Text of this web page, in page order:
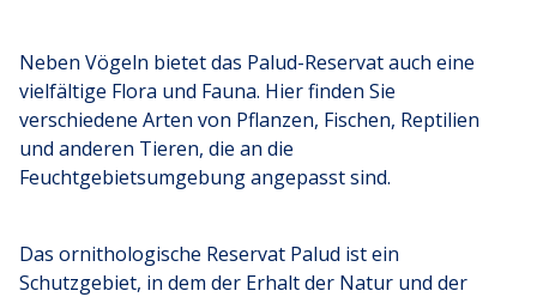
Neben Vögeln bietet das Palud-Reservat auch eine
vielfältige Flora und Fauna. Hier finden Sie
verschiedene Arten von Pflanzen, Fischen, Reptilien
und anderen Tieren, die an die
Feuchtgebietsumgebung angepasst sind.
Das ornithologische Reservat Palud ist ein
Schutzgebiet, in dem der Erhalt der Natur und der